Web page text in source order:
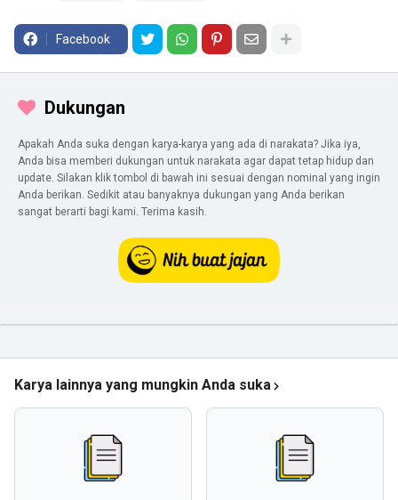
Facebook
Dukungan
Apakah Anda suka dengan karya-karya yang ada di narakata? Jika iya,
Anda bisa memberi dukungan untuk narakata agar dapat tetap hidup dan
update. Silakan klik tombol di bawah ini sesuai dengan nominal yang ingin
Anda berikan. Sedikit atau banyaknya dukungan yang Anda berikan
sangat berarti bagi kami. Terima kasih.
Karya lainnya yang mungkin Anda suka